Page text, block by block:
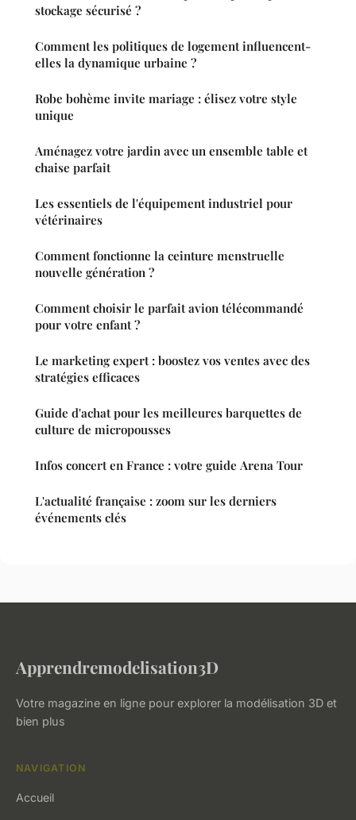
stockage sécurisé ?
Comment les politiques de logement influencent-
elles la dynamique urbaine ?
Robe bohème invite mariage : élisez votre style
unique
Aménagez votre jardin avec un ensemble table et
chaise parfait
Les essentiels de l'équipement industriel pour
vétérinaires
Comment fonctionne la ceinture menstruelle
nouvelle génération ?
Comment choisir le parfait avion télécommandé
pour votre enfant ?
Le marketing expert : boostez vos ventes avec des
stratégies efficaces
Guide d'achat pour les meilleures barquettes de
culture de micropousses
Infos concert en France : votre guide Arena Tour
L'actualité française : zoom sur les derniers
événements clés
Apprendremodelisation3D
Votre magazine en ligne pour explorer la modélisation 3D et
bien plus
NAVIGATION
Accueil